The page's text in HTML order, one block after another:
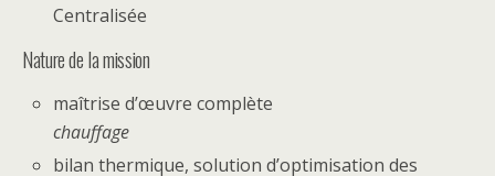
Centralisée
Nature de la mission
maîtrise d’œuvre complète
chauffage
bilan thermique, solution d’optimisation des